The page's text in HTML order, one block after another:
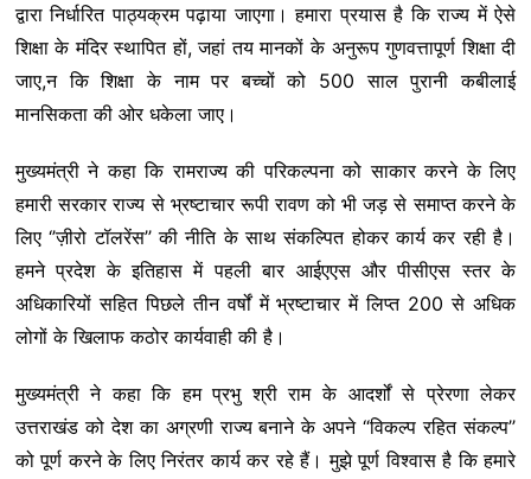
द्वारा निर्धारित पाठ्यक्रम पढ़ाया जाएगा। हमारा प्रयास है कि राज्य में ऐसे
शिक्षा के मंदिर स्थापित हों, जहां तय मानकों के अनुरूप गुणवत्तापूर्ण शिक्षा दी
जाए,न कि शिक्षा के नाम पर बच्चों को 500 साल पुरानी कबीलाई
मानसिकता की ओर धकेला जाए।
मुख्यमंत्री ने कहा कि रामराज्य की परिकल्पना को साकार करने के लिए
हमारी सरकार राज्य से भ्रष्टाचार रूपी रावण को भी जड़ से समाप्त करने के
लिए ‘’ज़ीरो टॉलरेंस’’ की नीति के साथ संकल्पित होकर कार्य कर रही है।
हमने प्रदेश के इतिहास में पहली बार आईएएस और पीसीएस स्तर के
अधिकारियों सहित पिछले तीन वर्षों में भ्रष्टाचार में लिप्त 200 से अधिक
लोगों के खिलाफ कठोर कार्यवाही की है।
मुख्यमंत्री ने कहा कि हम प्रभु श्री राम के आदर्शों से प्रेरणा लेकर
उत्तराखंड को देश का अग्रणी राज्य बनाने के अपने “विकल्प रहित संकल्प’’
को पूर्ण करने के लिए निरंतर कार्य कर रहे हैं। मुझे पूर्ण विश्वास है कि हमारे